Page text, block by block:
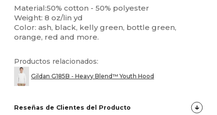
Material:50% cotton - 50% polyester
Weight: 8 oz/lin yd
Color: ash, black, kelly green, bottle green,
orange, red and more.
Productos relacionados:
Gildan G185B - Heavy Blend™ Youth Hood
Reseñas de Clientes del Producto